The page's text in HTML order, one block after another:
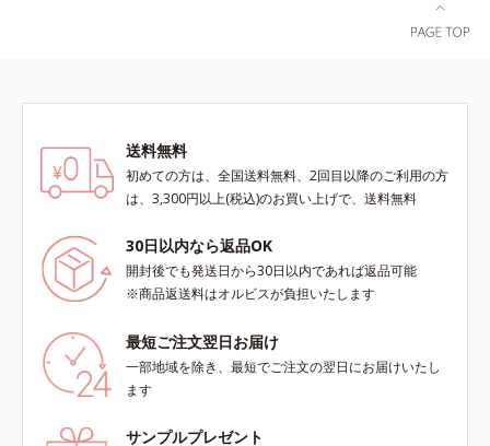
り失われるビタミンCを中心とした
送料無料
初めての方は、全国送料無料、2回目以降のご利用の方
は、3,300円以上(税込)のお買い上げで、送料無料
30日以内なら返品OK
開封後でも発送日から30日以内であれば返品可能
※商品返送料はオルビスが負担いたします
最短ご注文翌日お届け
一部地域を除き、最短でご注文の翌日にお届けいたし
ます
サンプルプレゼント